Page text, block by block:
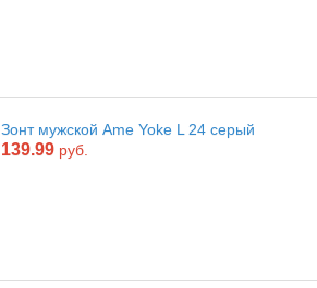
Зонт мужской Ame Yoke L 24 серый
139.99 руб.